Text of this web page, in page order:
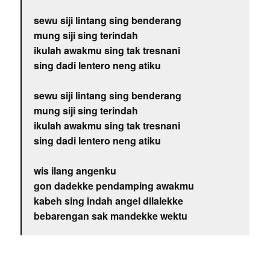
sewu siji lintang sing benderang
mung siji sing terindah
ikulah awakmu sing tak tresnani
sing dadi lentero neng atiku
sewu siji lintang sing benderang
mung siji sing terindah
ikulah awakmu sing tak tresnani
sing dadi lentero neng atiku
wis ilang angenku
gon dadekke pendamping awakmu
kabeh sing indah angel dilalekke
bebarengan sak mandekke wektu